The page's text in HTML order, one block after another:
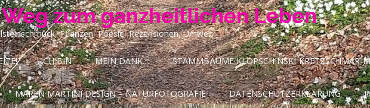
zum ganzheitlichen Leben
Pflanzen, Poesie, Rezensionen, Umwelt
ICH BIN MEIN DANK… STAMMBÄUME KLOPSCHINSKI-KRETZSCHMAR-
MAREN MARTINI DESIGN – NATURFOTOGRAFIE DATENSCHUTZERKLÄRUNG